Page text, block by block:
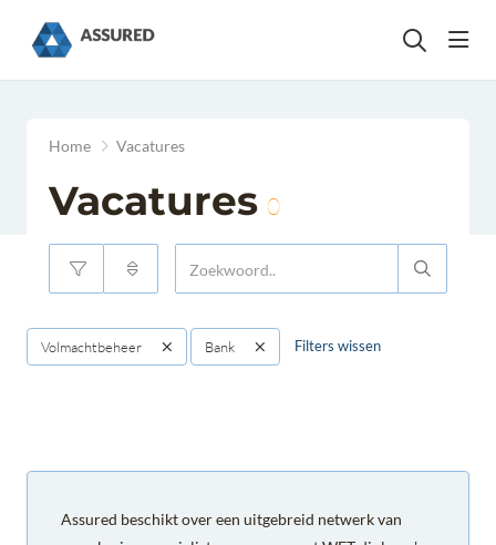
Home Vacatures
Vacatures 0
Volmachtbeheer Bank Filters wissen
Assured beschikt over een uitgebreid netwerk van